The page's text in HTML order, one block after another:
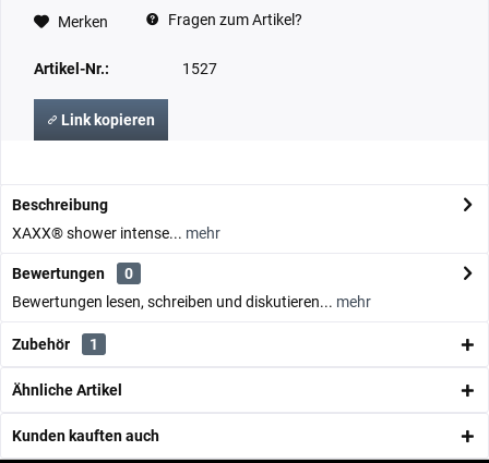
Merken Fragen zum Artikel?
Artikel-Nr.: 1527
Link kopieren
Beschreibung
XAXX® shower intense... mehr
Bewertungen
0
Bewertungen lesen, schreiben und diskutieren... mehr
Zubehör 1
Ähnliche Artikel
Kunden kauften auch